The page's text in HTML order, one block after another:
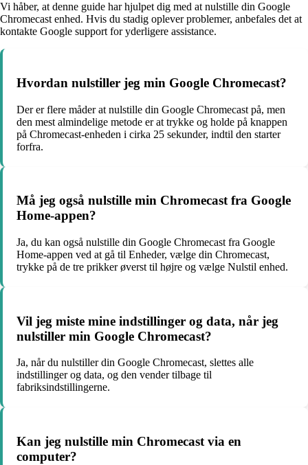
Vi håber, at denne guide har hjulpet dig med at nulstille din Google
Chromecast enhed. Hvis du stadig oplever problemer, anbefales det at
kontakte Google support for yderligere assistance.
Hvordan nulstiller jeg min Google Chromecast?
Der er flere måder at nulstille din Google Chromecast på, men
den mest almindelige metode er at trykke og holde på knappen
på Chromecast-enheden i cirka 25 sekunder, indtil den starter
forfra.
Må jeg også nulstille min Chromecast fra Google
Home-appen?
Ja, du kan også nulstille din Google Chromecast fra Google
Home-appen ved at gå til Enheder, vælge din Chromecast,
trykke på de tre prikker øverst til højre og vælge Nulstil enhed.
Vil jeg miste mine indstillinger og data, når jeg
nulstiller min Google Chromecast?
Ja, når du nulstiller din Google Chromecast, slettes alle
indstillinger og data, og den vender tilbage til
fabriksindstillingerne.
Kan jeg nulstille min Chromecast via en
computer?